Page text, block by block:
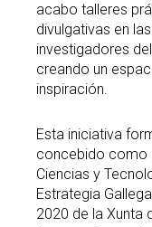
acabo talleres
divulgativas en
investigadores
creando un
inspiración.
Esta iniciativa
concebido como
Ciencias y
Estrategia
2020 de la Xunta